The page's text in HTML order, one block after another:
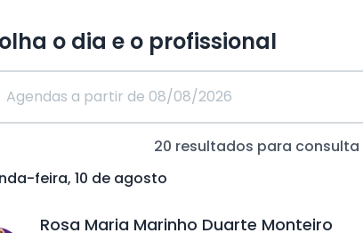
o dia e o profissional
20 resultados para consulta
feira, 10 de agosto
Rosa Maria Marinho Duarte Monteiro